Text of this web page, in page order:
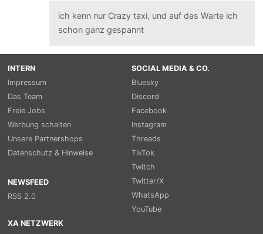
ich kenn nur Crazy taxi, und auf das Warte ich
schon ganz gespannt
INTERN
Impressum
Das Team
Freie Jobs
Werbung schalten
Unsere Partnershops
Datenschutz & Hinweise
NEWSFEED
RSS 2.0
SOCIAL MEDIA & CO.
Bluesky
Discord
Facebook
Instagram
Threads
TikTok
Twitch
Twitter/X
WhatsApp
YouTube
XA NETZWERK